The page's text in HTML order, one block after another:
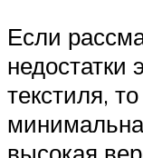
Если
недостатки
текстиля,